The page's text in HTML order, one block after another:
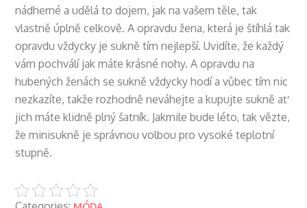
nádherné a udělá to dojem, jak na vašem těle, tak
vlastně úplně celkově. A opravdu žena, která je štíhlá tak
opravdu vždycky je sukně tím nejlepší. Uvidíte, že každý
vám pochválí jak máte krásné nohy. A opravdu na
hubených ženách se sukně vždycky hodí a vůbec tím nic
nezkazíte, takže rozhodně neváhejte a kupujte sukně ať
jich máte klidně plný šatník. Jakmile bude léto, tak vězte,
že minisukně je správnou volbou pro vysoké teplotní
stupně.